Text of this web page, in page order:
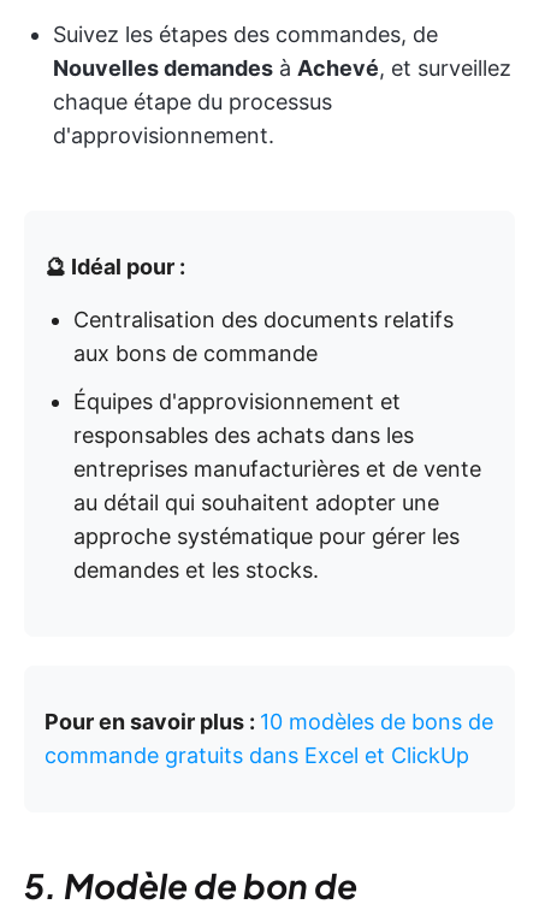
Suivez les étapes des commandes, de
Nouvelles demandes à Achevé, et surveillez
chaque étape du processus
d'approvisionnement.
🔮 Idéal pour :
Centralisation des documents relatifs
aux bons de commande
Équipes d'approvisionnement et
responsables des achats dans les
entreprises manufacturières et de vente
au détail qui souhaitent adopter une
approche systématique pour gérer les
demandes et les stocks.
Pour en savoir plus : 10 modèles de bons de
commande gratuits dans Excel et ClickUp
5. Modèle de bon de